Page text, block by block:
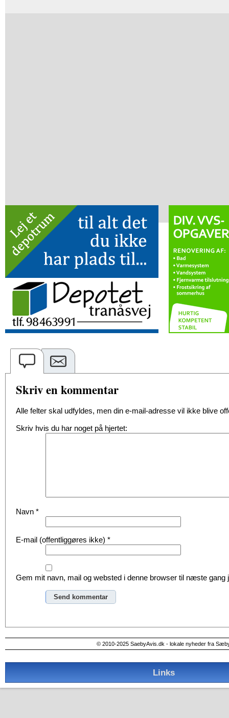
Skriv en kommentar
Alle felter skal udfyldes, men din e-mail-adresse vil ikke blive
Skriv hvis du har noget på hjertet:
Navn *
E-mail (offentliggøres ikke) *
Gem mit navn, mail og websted i denne browser til næste gang
© 2010-2025 SaebyAvis.dk - lokale nyheder fra
Links